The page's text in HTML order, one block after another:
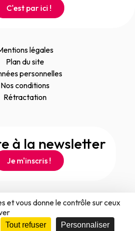
C'est par ici !
légales
Plan du site
personnelles
Nos conditions
Rétractation
à la newsletter
Je m'inscris !
et vous donne le contrôle sur ceux
Tout refuser Personnaliser